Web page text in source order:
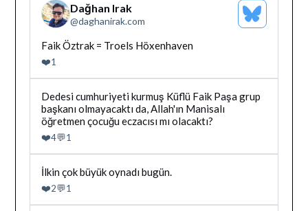
Dağhan Irak
@daghanirak.com
Bluesky
Profilini
Bluesky'da
Dağhan
Irak
tarafindan
yazilan
gonderiyi
goruntule
Faik Öztrak = Troels Höxenhaven
❤️1
Bluesky'da
Dağhan
Irak
tarafindan
yazilan
gonderiyi
goruntule
Dedesi cumhuriyeti kurmuş Küflü Faik Paşa grup
başkanı olmayacaktı da, Allah'ın Manisalı
öğretmen çocuğu eczacısı mı olacaktı?
❤️4💬1
Bluesky'da
Dağhan
Irak
tarafindan
İlkin çok büyük oynadı bugün.
❤️2💬1